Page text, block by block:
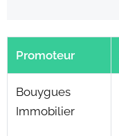
Promoteur
Bouygues
Immobilier